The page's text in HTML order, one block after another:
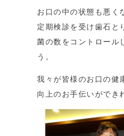
お口の中の状態も悪く
定期検診を受け歯石と
菌の数をコントロール
う。
我々が皆様のお口の健
向上のお手伝いができ